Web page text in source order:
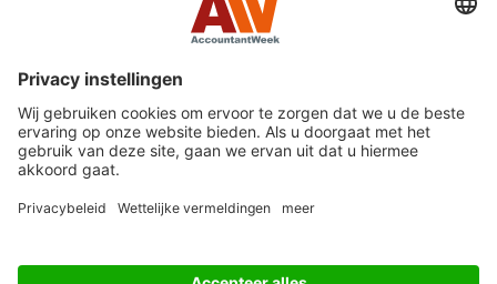
Werken bij ons
Privacy Statement
Algemene Voorwaarden
Privacyinstellingen